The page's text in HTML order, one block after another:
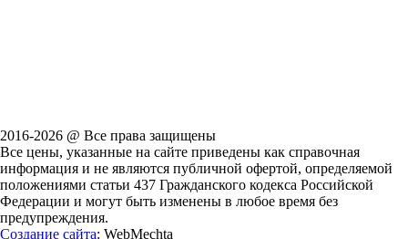
2016-2026 @ Все права защищены
Все цены, указанные на сайте приведены как справочная
информация и не являются публичной офертой, определяемой
положениями статьи 437 Гражданского кодекса Российской
Федерации и могут быть изменены в любое время без
предупреждения.
Создание сайта: WebMechta